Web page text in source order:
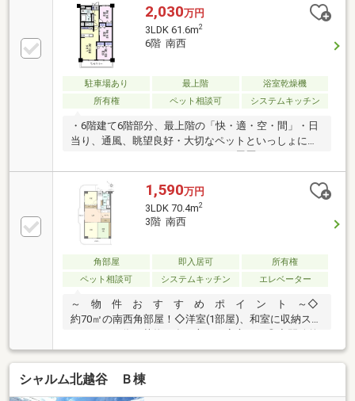
2,030万円
3LDK 61.6m2
6階 南西
駐車場あり 最上階
浴室乾燥機
所有権
ペット相談可 システムキッチン
・6階建て6階部分、最上階の「快・適・空・間」・日
当り、通風、眺望良好・大切なペットといっしょに暮
なお部屋ですのでそのままご入居できます。・食洗器
付き、浴室暖房乾燥機付き
1,590万円
3LDK 70.4m2
3階 南西
角部屋 即入居可
所有権
ペット相談可
システムキッチン エレベーター
～ 物 件 お す す め ポ イ ン ト ～◇
約70㎡の南西角部屋！◇洋室(1部屋)、和室に収納スペ
な3面バルコニーにつき日当たり・風通し良好♪◇ペッ
ト飼育OK(※管理規約による制約あり)◇徒歩圏内には
学校やスーパー、ドラッグストアなど、子育て世帯に
嬉しい周辺環境♪◇東武伊勢崎線『北越谷』駅まで徒
シャルム北越谷 Ｂ棟